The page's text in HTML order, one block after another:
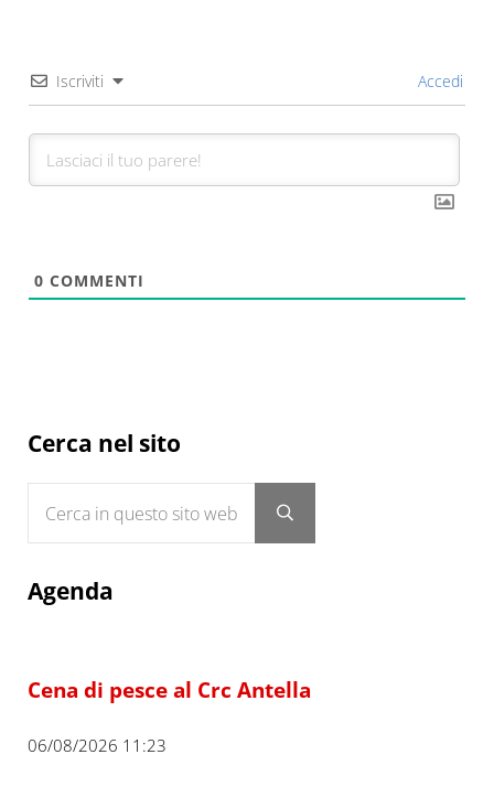
Iscriviti Accedi
0 COMMENTI
Sidebar
Cerca nel sito
Submit search
Agenda
Cena di pesce al Crc Antella
06/08/2026 11:23